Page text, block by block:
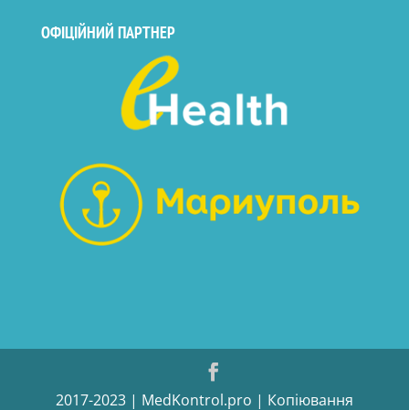
ОФІЦІЙНИЙ ПАРТНЕР
2017-2023 | MedKontrol.pro | Копіювання